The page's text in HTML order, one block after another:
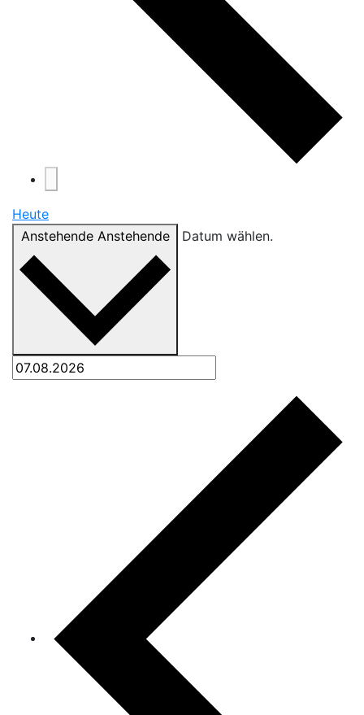
Heute
Anstehende Anstehende Datum wählen.